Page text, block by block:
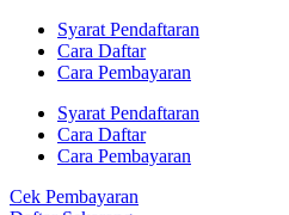
Syarat Pendaftaran
Cara Daftar
Cara Pembayaran
Syarat Pendaftaran
Cara Daftar
Cara Pembayaran
Cek Pembayaran